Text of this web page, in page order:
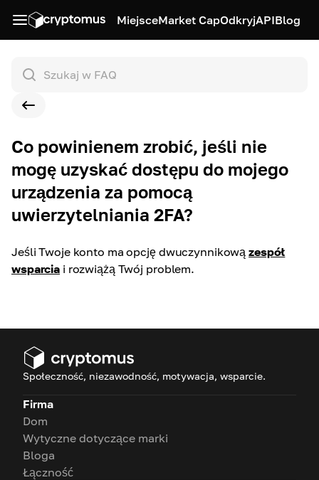
MiejsceMarket CapOdkryjAPIBlog
Co powinienem zrobić, jeśli nie
mogę uzyskać dostępu do mojego
urządzenia za pomocą
uwierzytelniania 2FA?
Jeśli Twoje konto ma opcję dwuczynnikową zespół
wsparcia i rozwiążą Twój problem.
Społeczność, niezawodność, motywacja, wsparcie.
Firma
Dom
Wytyczne dotyczące marki
Bloga
Łączność